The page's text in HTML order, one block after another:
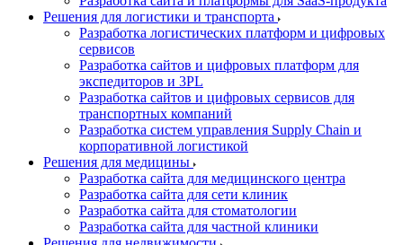
Решения для логистики и транспорта
Разработка логистических платформ и цифровых
сервисов
Разработка сайтов и цифровых платформ для
экспедиторов и 3PL
Разработка сайтов и цифровых сервисов для
транспортных компаний
Разработка систем управления Supply Chain и
корпоративной логистикой
Решения для медицины
Разработка сайта для медицинского центра
Разработка сайта для сети клиник
Разработка сайта для стоматологии
Разработка сайта для частной клиники